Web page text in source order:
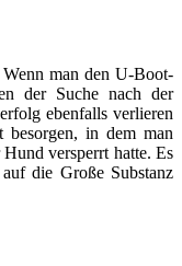
man den U-Boot-
der Suche nach der
ebenfalls verlieren
in dem man
versperrt hatte. Es
die Große Substanz